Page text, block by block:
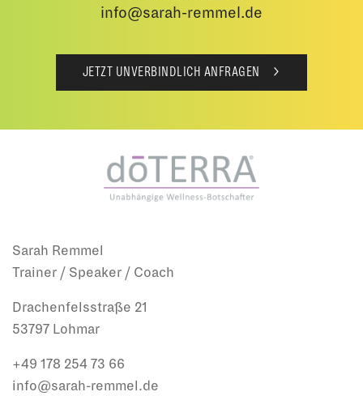
info@sarah-remmel.de
JETZT UNVERBINDLICH ANFRAGEN
Sarah Remmel
Trainer / Speaker / Coach
Drachenfelsstraße 21
53797 Lohmar
+49 178 254 73 66
info@sarah-remmel.de